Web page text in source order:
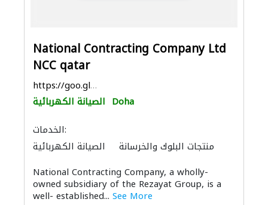
National Contracting Company Ltd
NCC qatar
https://goo.gl/maps/NtkDrYLC579ectYq6
الصيانة الكهربائية Doha
الخدمات:
الصيانة الكهربائية
منتجات البلوك والخرسانة
نظام الصرف الصحي ميكانيكيون
الحديد والأدوات المعدنية الايدي العاملة
National Contracting Company, a wholly-
owned subsidiary of the Rezayat Group, is a
well- established... See More